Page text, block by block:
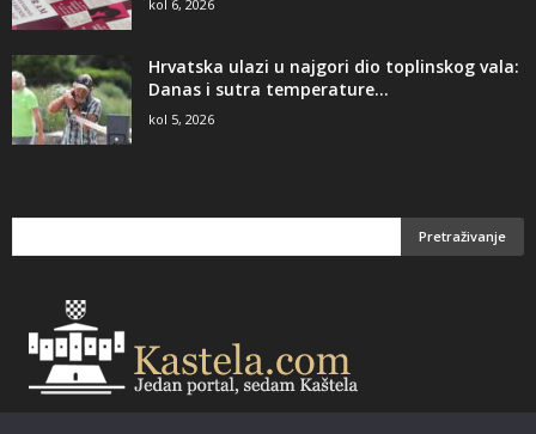
kol 6, 2026
Hrvatska ulazi u najgori dio toplinskog vala:
Danas i sutra temperature...
kol 5, 2026